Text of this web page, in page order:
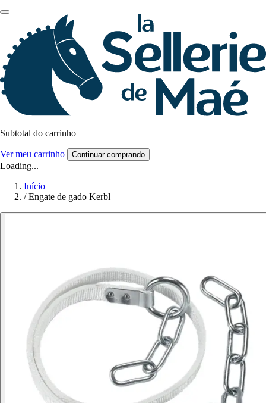
Subtotal do carrinho
Ver meu carrinho Continuar comprando
Loading...
Início
/ Engate de gado Kerbl